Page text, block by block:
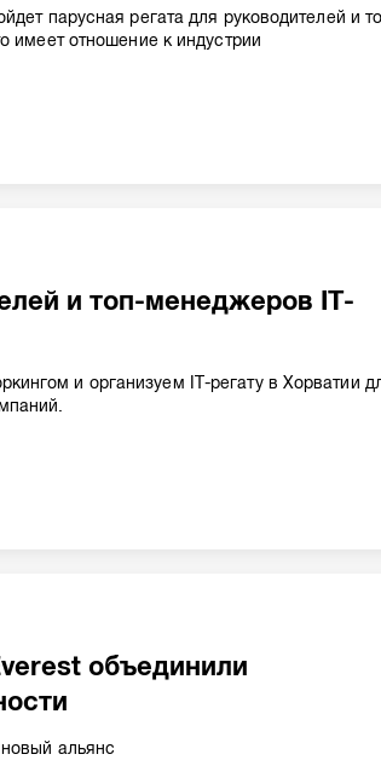
парусная регата для руководителей и
имеет отношение к индустрии
и топ-менеджеров IT-
и организуем IT-регату в Хорватии
объединили
альянс